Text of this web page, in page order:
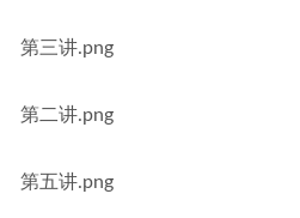
第三讲.png
第二讲.png
第五讲.png